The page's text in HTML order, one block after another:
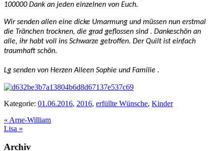
100000 Dank an jeden einzelnen von Euch.
Wir senden allen eine dicke Umarmung und müssen nun erstmal
die Tränchen trocknen, die grad geflossen sind . Dankeschön an
alle, ihr habt voll ins Schwarze getroffen. Der Quilt ist einfach
traumhaft schön.
Lg senden von Herzen Aileen Sophie und Familie .
Kategorie: 01.06.2016, 2016, erfüllte Wünsche, Kinder
Vorheriger
Beitrag:
« Arne-William
Nächster
Lisa »
Seitenspalte
Archiv